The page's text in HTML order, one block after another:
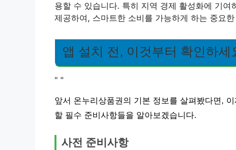
용할 수 있습니다. 특히 지역 경제 활성화에 기
제공하여, 스마트한 소비를 가능하게 하는 중요
앱 설치 전, 이것부터 확인하세
" "
앞서 온누리상품권의 기본 정보를 살펴봤다면,
할 필수 준비사항들을 알아보겠습니다.
사전 준비사항